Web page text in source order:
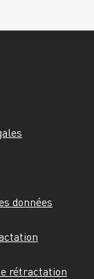
données
rétractation